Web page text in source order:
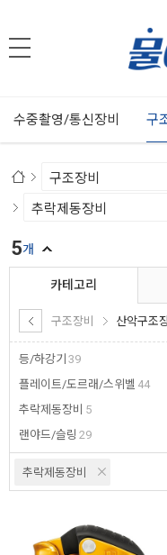
수중촬영/통신장비 구
카테고리
구조장비 산악구조
등/하강기 39
플레이트/도르래/스위벨 44
추락제동장비 5
랜야드/슬링 29
추락제동장비
5개